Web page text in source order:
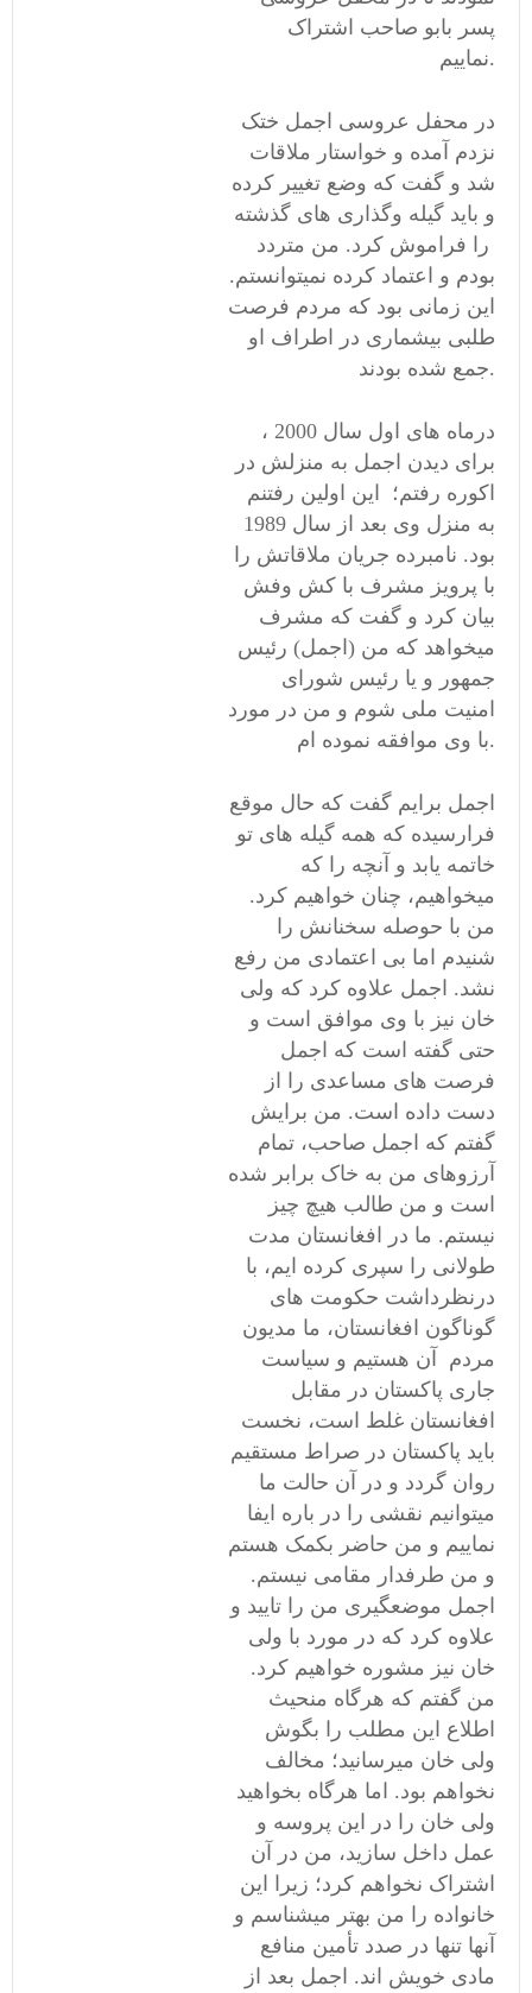
پسر بابو صاحب اشتراک
نماییم.
در محفل عروسی اجمل ختک
نزدم آمده و خواستار ملاقات
شد و گفت که وضع تغییر کرده
و باید گیله وگذاری های گذشته
را فراموش کرد. من متردد
بودم و اعتماد کرده نمیتوانستم.
این زمانی بود که مردم فرصت
طلبی بیشماری در اطراف او
جمع شده بودند.
درماه های اول سال 2000 ،
برای دیدن اجمل به منزلش در
اکوره رفتم؛ این اولین رفتنم
به منزل وی بعد از سال 1989
بود. نامبرده جریان ملاقاتش را
با پرویز مشرف با کش وفش
بیان کرد و گفت که مشرف
میخواهد که من (اجمل) رئیس
جمهور و یا رئیس شورای
امنیت ملی شوم و من در مورد
با وی موافقه نموده ام.
اجمل برایم گفت که حال موقع
فرارسیده که همه گیله های تو
خاتمه یابد و آنچه را که
میخواهیم، چنان خواهیم کرد.
من با حوصله سخنانش را
شنیدم اما بی اعتمادی من رفع
نشد. اجمل علاوه کرد که ولی
خان نیز با وی موافق است و
حتی گفته است که اجمل
فرصت های مساعدی را از
دست داده است. من برایش
گفتم که اجمل صاحب، تمام
آرزوهای من به خاک برابر شده
است و من طالب هیچ چیز
نیستم. ما در افغانستان مدت
طولانی را سپری کرده ایم، با
درنظرداشت حکومت های
گوناگون افغانستان، ما مدیون
مردم آن هستیم و سیاست
جاری پاکستان در مقابل
افغانستان غلط است، نخست
باید پاکستان در صراط مستقیم
روان گردد و در آن حالت ما
میتوانیم نقشی را در باره ایفا
نماییم و من حاضر بکمک هستم
و من طرفدار مقامی نیستم.
اجمل موضعگیری من را تایید و
علاوه کرد که در مورد با ولی
خان نیز مشوره خواهیم کرد.
من گفتم که هرگاه منحیث
اطلاع این مطلب را بگوش
ولی خان میرسانید؛ مخالف
نخواهم بود. اما هرگاه بخواهید
ولی خان را در این پروسه و
عمل داخل سازید، من در آن
اشتراک نخواهم کرد؛ زیرا این
خانواده را من بهتر میشناسم و
آنها تنها در صدد تأمین منافع
مادی خویش اند. اجمل بعد از